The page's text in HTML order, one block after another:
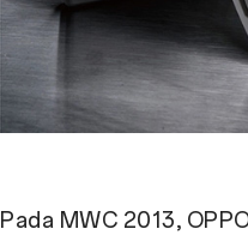
Pada MWC 2013,